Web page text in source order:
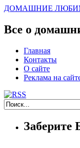
ДОМАШНИЕ
Все о
Главная
Контакты
О сайте
Реклама на